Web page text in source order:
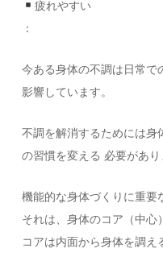
疲れやすい
：
今ある身体の不調は日常で
影響しています。
不調を解消するためには身
の習慣を変える 必要があり
機能的な身体づくりに重要
それは、身体のコア（中心
コアは内面から身体を調え